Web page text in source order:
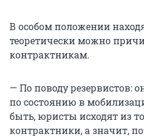
В особом положении
теоретически можно
контрактникам.
— По поводу резервистов:
по состоянию в
быть, юристы исходят из
контрактники, а значит,